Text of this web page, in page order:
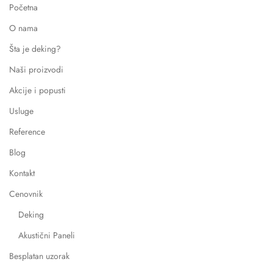
Početna
O nama
Šta je deking?
Naši proizvodi
Akcije i popusti
Usluge
Reference
Blog
Kontakt
Cenovnik
Deking
Akustični Paneli
Besplatan uzorak